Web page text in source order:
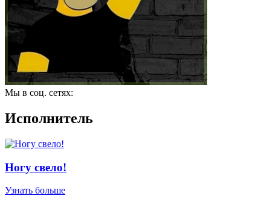
Мы в соц. сетях:
Исполнитель
Ногу свело!
Узнать больше